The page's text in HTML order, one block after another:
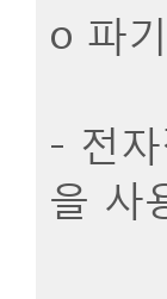
ο 파
- 전
을 사